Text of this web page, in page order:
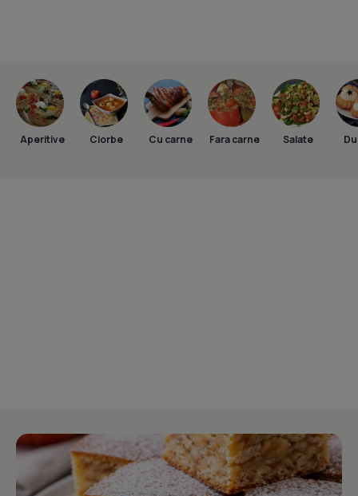
Aperitive Ciorbe Cu carne Fara carne Salate